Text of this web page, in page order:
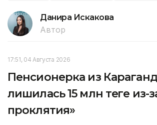
Данира Искакова
Автор
17:51, 04 Августа 2026
Пенсионерка из
лишилась 15 млн теңге из-
проклятия»